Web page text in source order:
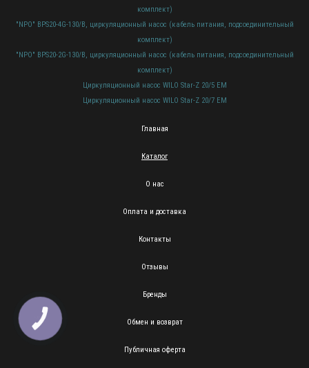
комплект)
"NPO" BPS20-4G-130/B, циркуляционный насос (кабель питания, подсоединительный
комплект)
"NPO" BPS20-2G-130/B, циркуляционный насос (кабель питания, подсоединительный
комплект)
Циркуляционный насос WILO Star-Z 20/5 EM
Циркуляционный насос WILO Star-Z 20/7 EM
Главная
Каталог
О нас
Оплата и доставка
Контакты
Отзывы
Бренды
Обмен и возврат
Публичная оферта
КНОПКА
ЗВ'ЯЗКУ